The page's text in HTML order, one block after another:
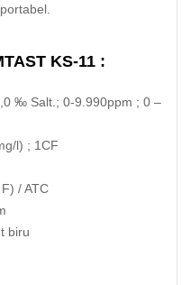
KS-11 :
‰ Salt.; 0-9.990ppm ; 0 –
l) ; 1CF
/ ATC
biru